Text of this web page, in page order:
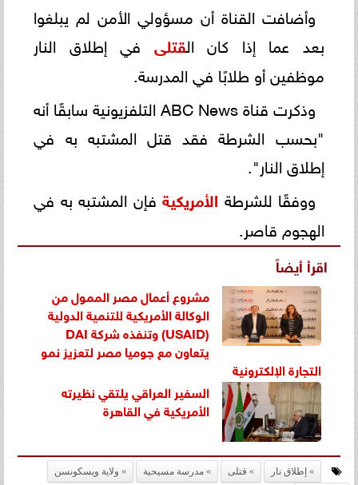
وأضافت القناة أن مسؤولي الأمن لم يبلغوا
بعد عما إذا كان القتلى في إطلاق النار
موظفين أو طلابًا في المدرسة.
وذكرت قناة ABC News التلفزيونية سابقًا أنه
"بحسب الشرطة فقد قتل المشتبه به في
إطلاق النار".
ووفقًا للشرطة الأمريكيةفإن المشتبه به في
الهجوم قاصر.
اقرأ أيضاً
مشروع أعمال مصر الممول من
الوكالة الأمريكية للتنمية الدولية
(USAID) وتنفذه شركة DAI
يتعاون مع جوميا مصر لتعزيز نمو
التجارة الإلكترونية
السفير العراقي يلتقي نظيرته
الأمريكية في القاهرة
إطلاق نار قتلى مدرسة مسيحية
ولاية ويسكونسن